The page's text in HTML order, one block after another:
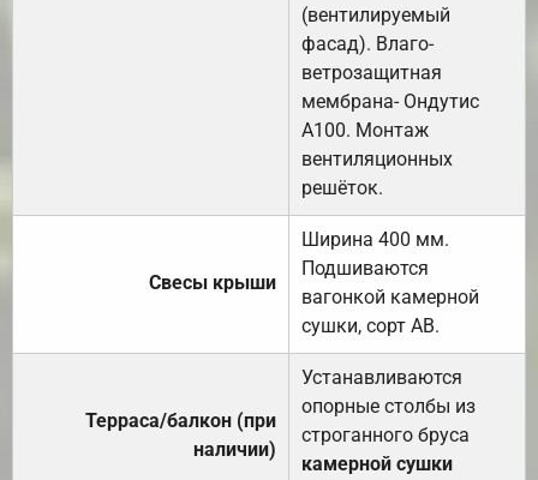
(вентилируемый
фасад). Влаго-
ветрозащитная
мембрана- Ондутис
А100. Монтаж
вентиляционных
решёток.
Свесы крыши
Ширина 400 мм.
Подшиваются
вагонкой камерной
сушки, сорт АВ.
Терраса/балкон (при
наличии)
Устанавливаются
опорные столбы из
строганного бруса
камерной сушки